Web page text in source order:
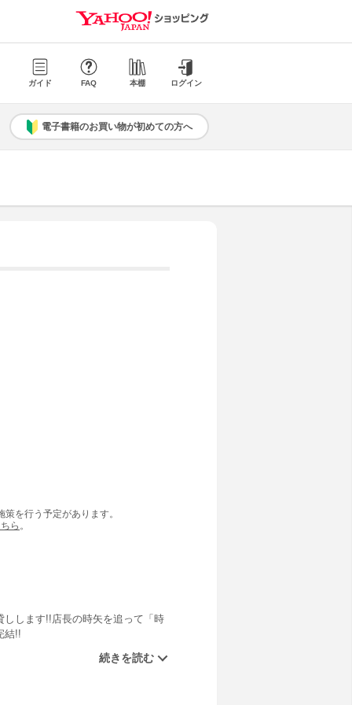
ガイド FAQ 本棚 ログイン
電子書籍のお買い物が初めての方へ
を行う予定があります。
ら 。
しします!!店長の時矢を追って「時
結!!